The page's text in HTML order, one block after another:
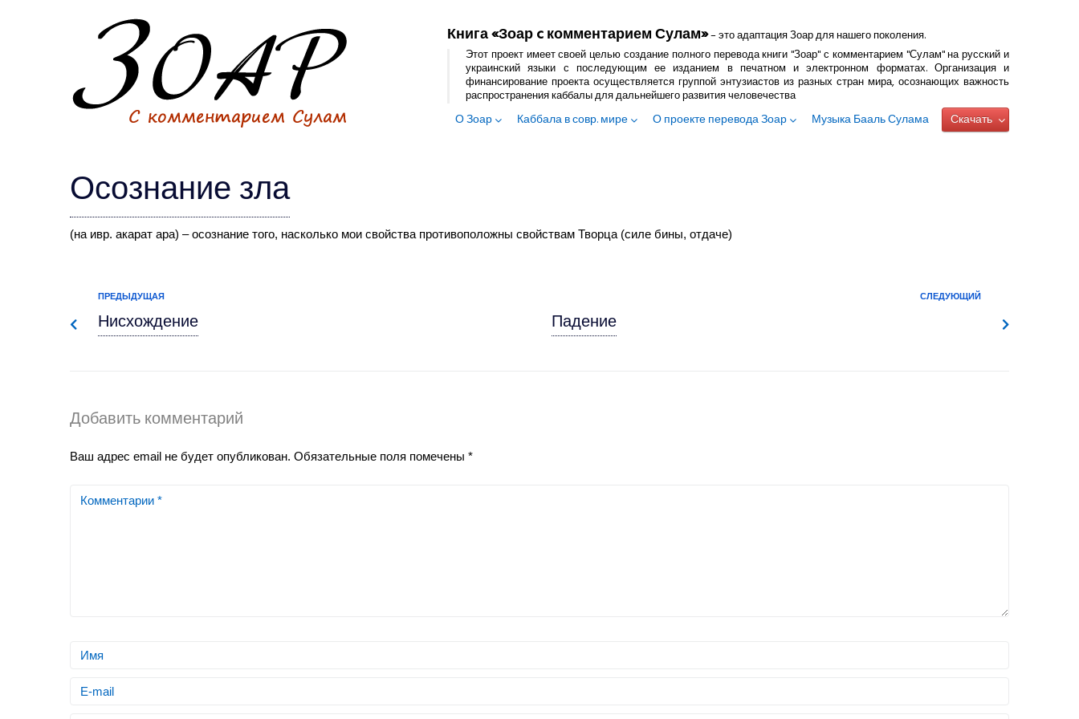
Книга «Зоар c комментарием Сулам»– это адаптация Зоар для нашего поколения.
Этот проект имеет своей целью создание полного перевода книги "Зоар" с комментарием "Сулам" на русский и
украинский языки с последующим ее изданием в печатном и электронном форматах. Организация и
финансирование проекта осуществляется группой энтузиастов из разных стран мира, осознающих важность
распространения каббалы для дальнейшего развития человечества
О Зоар Каббала в совр. мире О проекте перевода Зоар Музыка Бааль Сулама Скачать
Осознание зла
(на ивр. акарат ара) – осознание того, насколько мои свойства противоположны свойствам Творца (силе бины, отдаче)
ПРЕДЫДУЩАЯ
Нисхождение
СЛЕДУЮЩИЙ
Падение
Добавить комментарий
Ваш адрес email не будет опубликован. Обязательные поля помечены *